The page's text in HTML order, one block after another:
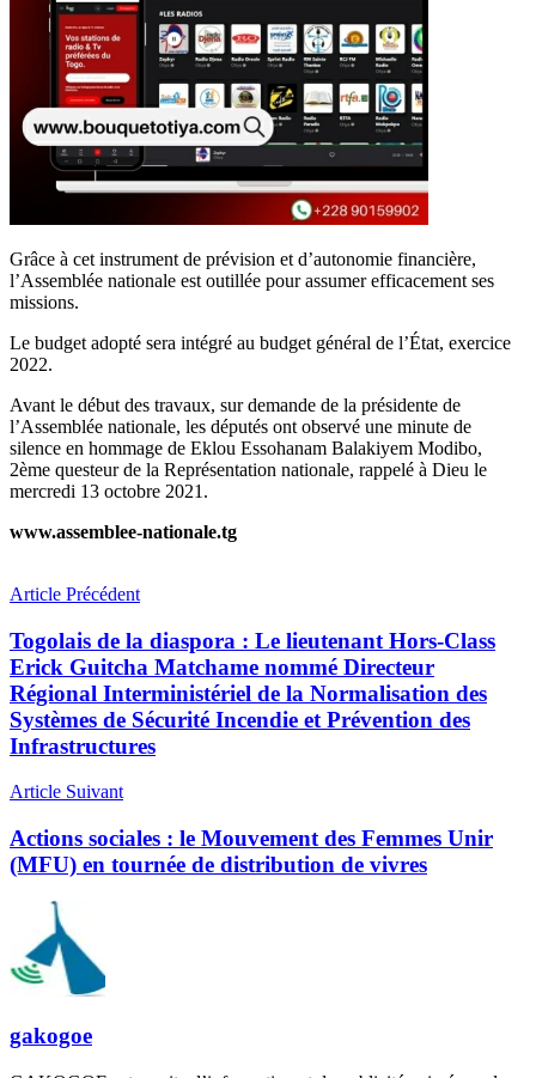
Grâce à cet instrument de prévision et d’autonomie financière,
l’Assemblée nationale est outillée pour assumer efficacement ses
missions.
Le budget adopté sera intégré au budget général de l’État, exercice
2022.
Avant le début des travaux, sur demande de la présidente de
l’Assemblée nationale, les députés ont observé une minute de
silence en hommage de Eklou Essohanam Balakiyem Modibo,
2ème questeur de la Représentation nationale, rappelé à Dieu le
mercredi 13 octobre 2021.
www.assemblee-nationale.tg
Article Précédent
Togolais de la diaspora : Le lieutenant Hors-Class
Erick Guitcha Matchame nommé Directeur
Régional Interministériel de la Normalisation des
Systèmes de Sécurité Incendie et Prévention des
Infrastructures
Article Suivant
Actions sociales : le Mouvement des Femmes Unir
(MFU) en tournée de distribution de vivres
gakogoe